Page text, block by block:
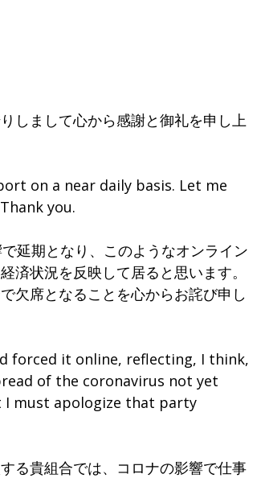
しまして心から感謝と御礼を申し上
on a near daily basis. Let me
you.
延期となり、このようなオンライン
済状況を反映して居ると思います。
欠席となることを心からお詫び申し
forced it online, reflecting, I think,
of the coronavirus not yet
must apologize that party
る貴組合では、コロナの影響で仕事